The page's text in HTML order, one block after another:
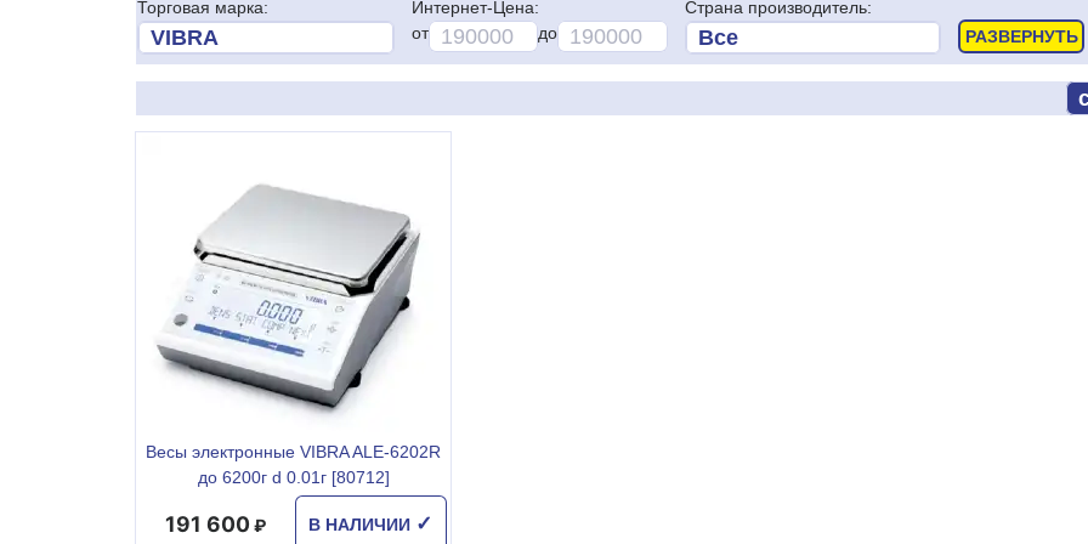
Торговая марка:
Интернет-Цена:
от
до
Страна производитель:
Весы электронные VIBRA ALE-6202R
до 6200г d 0.01г [80712]
В НАЛИЧИИ ✓
191 600